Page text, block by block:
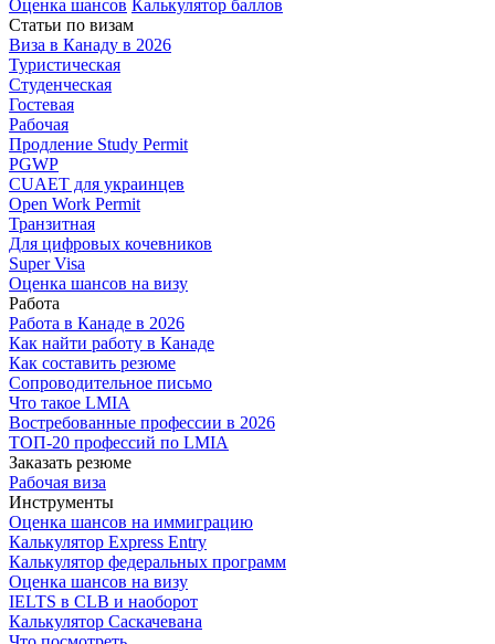
Оценка шансов Калькулятор баллов
Статьи по визам
Виза в Канаду в 2026
Туристическая
Студенческая
Гостевая
Рабочая
Продление Study Permit
PGWP
CUAET для украинцев
Open Work Permit
Транзитная
Для цифровых кочевников
Super Visa
Оценка шансов на визу
Работа
Работа в Канаде в 2026
Как найти работу в Канаде
Как составить резюме
Сопроводительное письмо
Что такое LMIA
Востребованные профессии в 2026
ТОП-20 профессий по LMIA
Заказать резюме
Рабочая виза
Инструменты
Оценка шансов на иммиграцию
Калькулятор Express Entry
Калькулятор федеральных программ
Оценка шансов на визу
IELTS в CLB и наоборот
Калькулятор Саскачевана